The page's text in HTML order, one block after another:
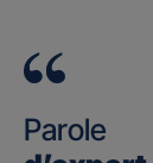
Parole